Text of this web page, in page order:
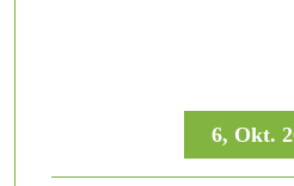
6, Okt.